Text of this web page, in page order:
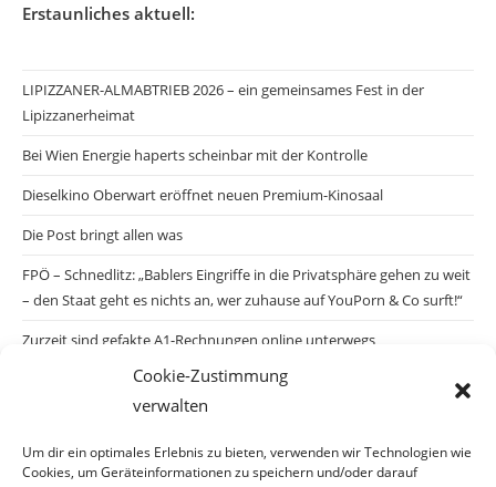
Cookie-Zustimmung
verwalten
Um dir ein optimales Erlebnis zu bieten, verwenden wir Technologien wie
Cookies, um Geräteinformationen zu speichern und/oder darauf
Erstaunliches aktuell:
LIPIZZANER-ALMABTRIEB 2026 – ein gemeinsames Fest in der
Lipizzanerheimat
Bei Wien Energie haperts scheinbar mit der Kontrolle
Dieselkino Oberwart eröffnet neuen Premium-Kinosaal
Die Post bringt allen was
FPÖ – Schnedlitz: „Bablers Eingriffe in die Privatsphäre gehen zu weit
– den Staat geht es nichts an, wer zuhause auf YouPorn & Co surft!“
Zurzeit sind gefakte A1-Rechnungen online unterwegs
Salzburgs Juden und ihre Sicherheit: „Erst nach einem Anschlag wäre
die Gefahr endlich konkret!“
Biologisches Wunder in Ceuta